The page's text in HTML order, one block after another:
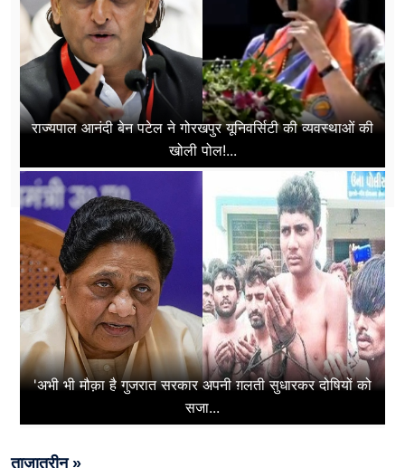
राज्यपाल आनंदी बेन पटेल ने गोरखपुर यूनिवर्सिटी की व्यवस्थाओं की
खोली पोल!...
'अभी भी मौक़ा है गुजरात सरकार अपनी ग़लती सुधारकर दोषियों को
सजा...
ताज़ातरीन »